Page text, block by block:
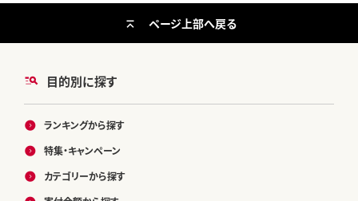
目的別に探す
ランキングから探す
特集・キャンペーン
カテゴリーから探す
ページ上部へ戻る